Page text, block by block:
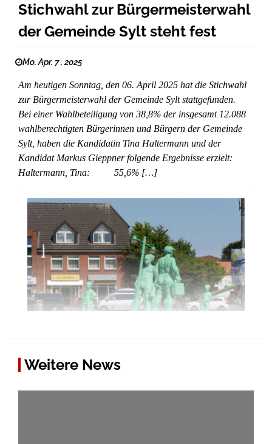
Stichwahl zur Bürgermeisterwahl
der Gemeinde Sylt steht fest
Mo. Apr. 7 , 2025
Am heutigen Sonntag, den 06. April 2025 hat die Stichwahl
zur Bürgermeisterwahl der Gemeinde Sylt stattgefunden.
Bei einer Wahlbeteiligung von 38,8% der insgesamt 12.088
wahlberechtigten Bürgerinnen und Bürgern der Gemeinde
Sylt, haben die Kandidatin Tina Haltermann und der
Kandidat Markus Gieppner folgende Ergebnisse erzielt:
Haltermann, Tina: 55,6% […]
Weitere News